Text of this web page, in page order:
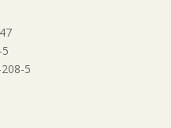
5